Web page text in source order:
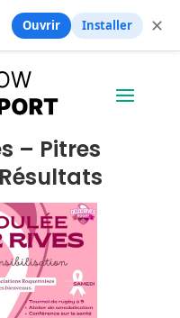
– Pitres
Ouvrir Installer ✕